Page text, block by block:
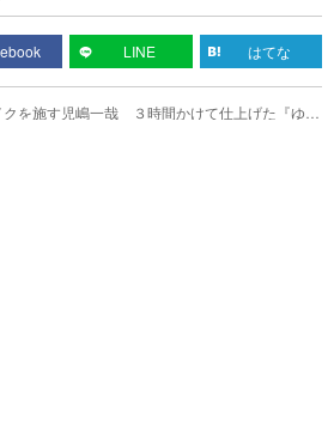
LINE はてな
を施す児嶋一哉 ３時間かけて仕上げた『ゆあ
がこちら